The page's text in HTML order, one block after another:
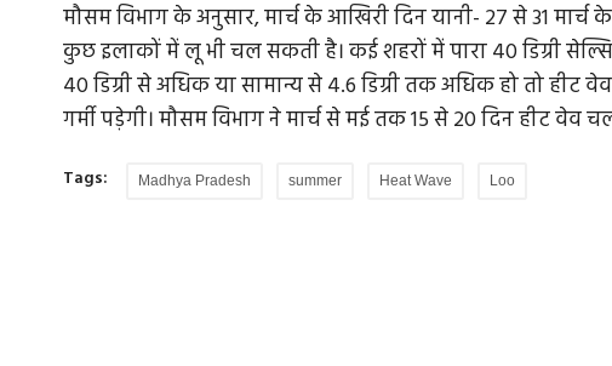
मौसम विभाग के अनुसार, मार्च के आखिरी दिन यानी- 27 से 31
कुछ इलाकों में लू भी चल सकती है। कई शहरों में पारा 40 डिग्री
40 डिग्री से अधिक या सामान्य से 4.6 डिग्री तक अधिक हो तो हीट
गर्मी पड़ेगी। मौसम विभाग ने मार्च से मई तक 15 से 20 दिन हीट वेव
Tags: Madhya Pradesh summer Heat Wave Loo